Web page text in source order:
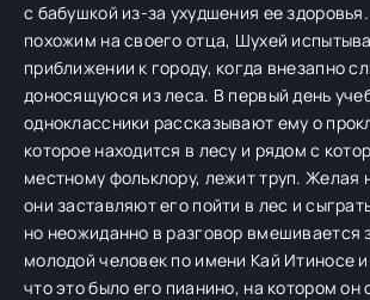
с бабушкой из-за ухудшения ее
похожим на своего отца, Шухей
приближении к городу, когда внезапно
доносящуюся из леса. В первый день
одноклассники рассказывают ему о
которое находится в лесу и рядом с
местному фольклору, лежит труп. Желая
они заставляют его пойти в лес и
но неожиданно в разговор вмешивается
молодой человек по имени Кай Итиносе
что это было его пианино, на котором он